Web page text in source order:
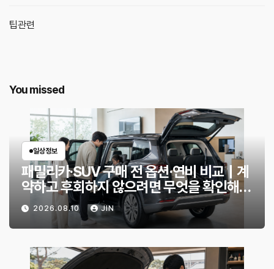
팁관련
You missed
일상정보
패밀리카·SUV 구매 전 옵션·연비 비교｜계
약하고 후회하지 않으려면 무엇을 확인해야
할까?
2026.08.10 JIN